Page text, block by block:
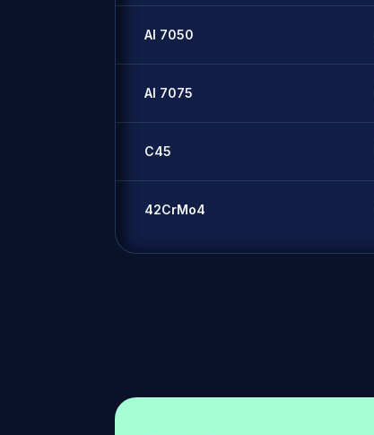
Al 7050
Al 7075
C45
42CrMo4